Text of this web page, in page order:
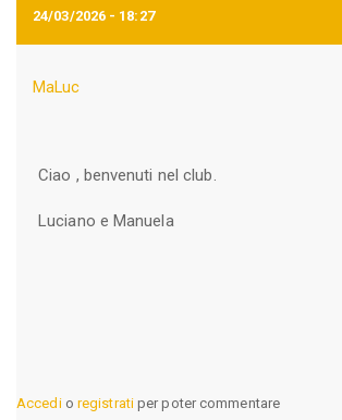
24/03/2026 - 18:27
MaLuc
Ciao , benvenuti nel club.
Luciano e Manuela
Accedio registratiper poter commentare